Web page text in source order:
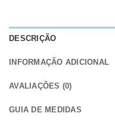
DESCRIÇÃO
INFORMAÇÃO ADICIONAL
AVALIAÇÕES (0)
GUIA DE MEDIDAS